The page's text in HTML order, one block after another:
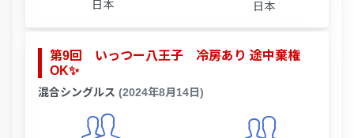
日本 日本
第9回 いっつー八王子 冷房あり 途中棄権
OK✨
混合シングルス (2024年8月14日)